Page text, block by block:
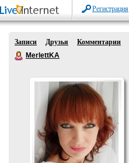
Регистрация
Записи Друзья
Комментарии
MerlettKA